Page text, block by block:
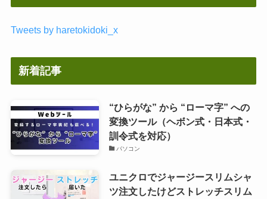
Tweets by haretokidoki_x
新着記事
“ひらがな” から “ローマ字” への
変換ツール（ヘボン式・日本式・
訓令式を対応）
パソコン
ユニクロでジャージースリムシャ
ツ注文したけどストレッチスリム